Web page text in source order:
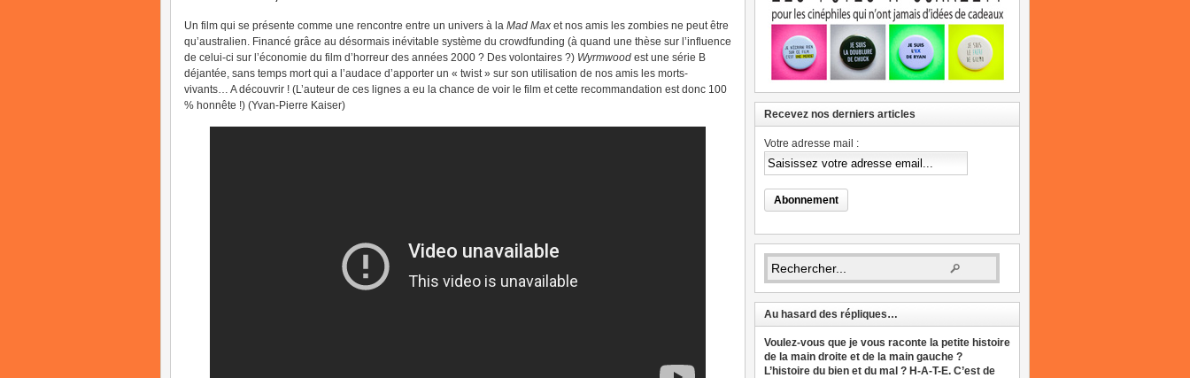
Un film qui se présente comme une rencontre entre un univers à la Mad Max et nos amis les zombies ne peut être
qu’australien. Financé grâce au désormais inévitable système du crowdfunding (à quand une thèse sur l’influence
de celui-ci sur l’économie du film d’horreur des années 2000 ? Des volontaires ?) Wyrmwood est une série B
déjantée, sans temps mort qui a l’audace d’apporter un « twist » sur son utilisation de nos amis les morts-
vivants… A découvrir ! (L’auteur de ces lignes a eu la chance de voir le film et cette recommandation est donc 100
% honnête !) (Yvan-Pierre Kaiser)
Recevez nos derniers articles
Votre adresse mail :
Au hasard des répliques…
Voulez-vous que je vous raconte la petite histoire
de la main droite et de la main gauche ?
L’histoire du bien et du mal ? H-A-T-E. C’est de